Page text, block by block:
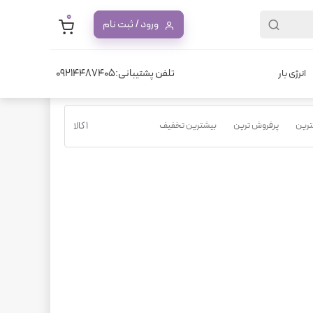
ورود / ثبت نام 0
انرژی بار تلفن پشتیبانی:09214487405
پرفروش ترین بیشترین تخفیف 1 کالا